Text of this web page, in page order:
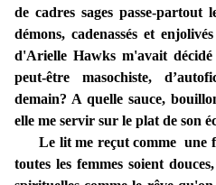
de cadres sages passe-partout
démons, cadenassés et
d'Arielle Hawks m'avait
peut-être masochiste,
demain? A quelle sauce,
elle me servir sur le plat de son
Le lit me reçut comme une
toutes les femmes soient